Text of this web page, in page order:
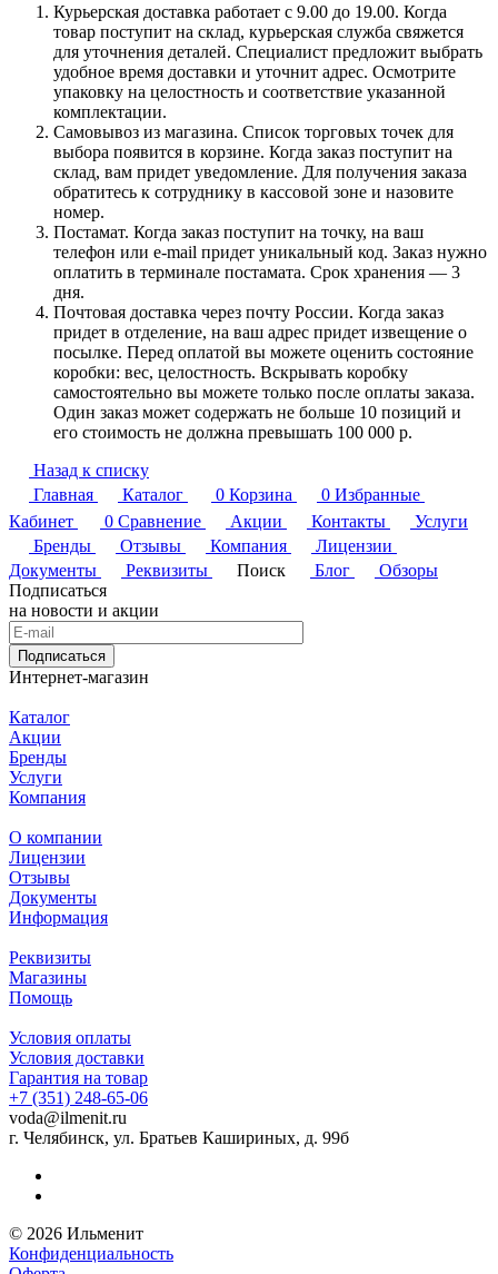
Курьерская доставка работает с 9.00 до 19.00. Когда
товар поступит на склад, курьерская служба свяжется
для уточнения деталей. Специалист предложит выбрать
удобное время доставки и уточнит адрес. Осмотрите
упаковку на целостность и соответствие указанной
комплектации.
Самовывоз из магазина. Список торговых точек для
выбора появится в корзине. Когда заказ поступит на
склад, вам придет уведомление. Для получения заказа
обратитесь к сотруднику в кассовой зоне и назовите
номер.
Постамат. Когда заказ поступит на точку, на ваш
телефон или e-mail придет уникальный код. Заказ нужно
оплатить в терминале постамата. Срок хранения — 3
дня.
Почтовая доставка через почту России. Когда заказ
придет в отделение, на ваш адрес придет извещение о
посылке. Перед оплатой вы можете оценить состояние
коробки: вес, целостность. Вскрывать коробку
самостоятельно вы можете только после оплаты заказа.
Один заказ может содержать не больше 10 позиций и
его стоимость не должна превышать 100 000 р.
Назад к списку
Главная
Каталог 0 Корзина 0 Избранные
Кабинет
0 Сравнение Акции Контакты
Услуги
Бренды
Отзывы Компания
Лицензии
Документы
Реквизиты Поиск Блог
Обзоры
Подписаться
на новости и акции
Подписаться
Интернет-магазин
Каталог
Акции
Бренды
Услуги
Компания
О компании
Лицензии
Отзывы
Документы
Информация
Реквизиты
Магазины
Помощь
Условия оплаты
Условия доставки
Гарантия на товар
+7 (351) 248-65-06
voda@ilmenit.ru
г. Челябинск, ул. Братьев Кашириных, д. 99б
© 2026 Ильменит
Конфиденциальность